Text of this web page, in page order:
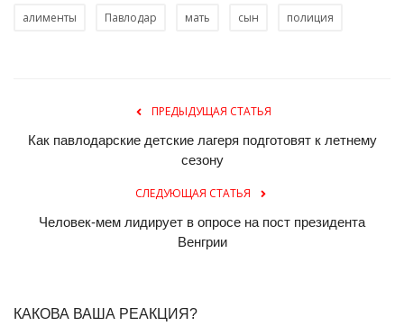
алименты Павлодар мать сын полиция
ПРЕДЫДУЩАЯ СТАТЬЯ
Как павлодарские детские лагеря подготовят к летнему
сезону
СЛЕДУЮЩАЯ СТАТЬЯ
Человек-мем лидирует в опросе на пост президента
Венгрии
КАКОВА ВАША РЕАКЦИЯ?